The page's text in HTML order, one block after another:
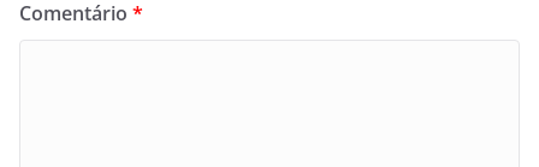
Comentário *